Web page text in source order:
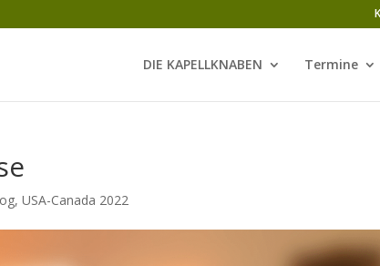
DIE KAPELLKNABEN Termine
,USA-Canada 2022